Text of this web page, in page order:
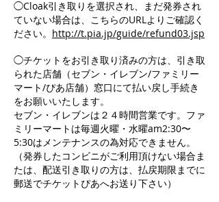
◯Cloak引き取りを選択され、まだ発券され
ていない場合は、こちらのURLよりご確認く
ださい。 http://t.pia.jp/guide/refund03.jsp
◯チケットをお引き取り済みの方は、引き取
られた店舗（セブン・イレブン/ファミリー
マート/ぴあ店舗）窓口にて払い戻し手続き
をお願いいたします。
セブン・イレブンは２４時間営業です。ファ
ミリーマートは毎週火曜・水曜am2:30〜
5:30はメンテナンスの為対応できません。
（発券したコンビニがご利用頂けない場合ま
たは、配送引き取りの方は、払戻期限までに
郵送でチケットぴあへお送り下さい）